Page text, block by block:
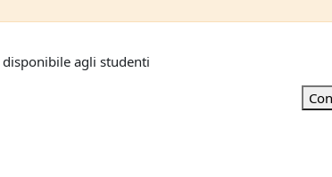
agli studenti